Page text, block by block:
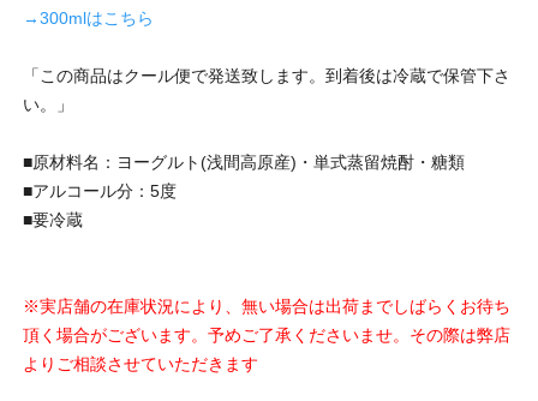
→300mlはこちら
「この商品はクール便で発送致します。到着後は冷蔵で保管下さ
い。」
■原材料名：ヨーグルト(浅間高原産)・単式蒸留焼酎・糖類
■アルコール分：5度
■要冷蔵
※実店舗の在庫状況により、無い場合は出荷までしばらくお待ち
頂く場合がございます。予めご了承くださいませ。その際は弊店
よりご相談させていただきます